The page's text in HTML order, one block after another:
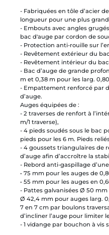
- Fabriquées en tôle d’acier
longueur pour une plus
- Embouts avec angles
bac d'auge par cordon de
- Protection anti-rouille sur
- Revêtement extérieur du
- Revêtement intérieur du
- Bac d’auge de grande
m et 0,38 m pour les larg.
- Empattement renforcé par
d’auge.
Auges équipées de :
- 2 traverses de renfort à
m/1 traverse),
- 4 pieds soudés sous le bac
pieds pour les 6 m. Pieds
- 4 goussets triangulaires de
d’auge afin d’accroître la
- Rebord anti-gaspillage
• 75 mm pour les auges de
• 55 mm pour les auges en
- Pattes galvanisées Ø 50
Ø 42,4 mm pour auges larg.
7 en 7 cm par boulons
d’incliner l’auge pour limiter
- 1 vidange par bouchon à vis